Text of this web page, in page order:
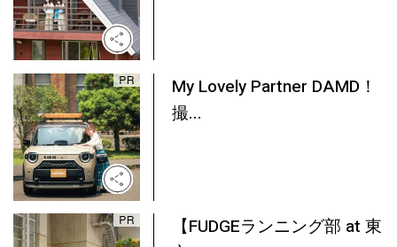
My Lovely Partner DAMD！
撮...
【FUDGEランニング部 at 東